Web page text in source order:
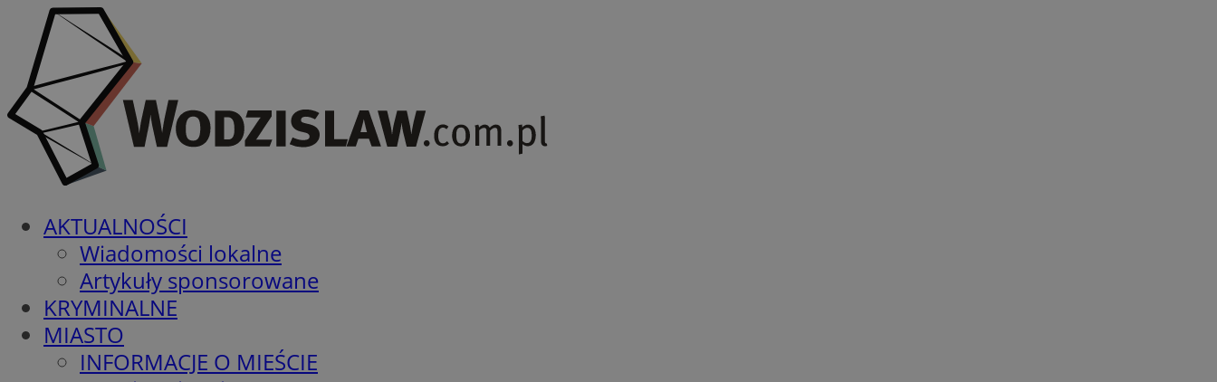
AKTUALNOŚCI
Wiadomości lokalne
Artykuły sponsorowane
KRYMINALNE
MIASTO
INFORMACJE O MIEŚCIE